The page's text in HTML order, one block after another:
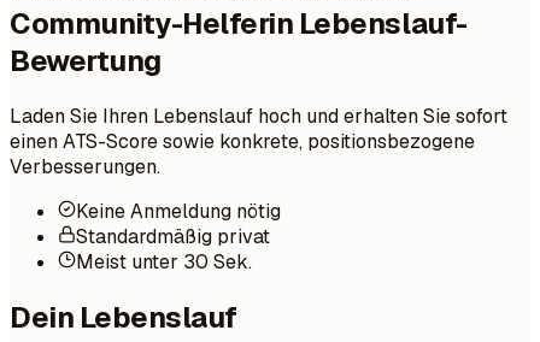
Community-Helferin Lebenslauf-
Bewertung
Laden Sie Ihren Lebenslauf hoch und erhalten Sie sofort
einen ATS-Score sowie konkrete, positionsbezogene
Verbesserungen.
Keine Anmeldung nötig
Standardmäßig privat
Meist unter 30 Sek.
Dein Lebenslauf